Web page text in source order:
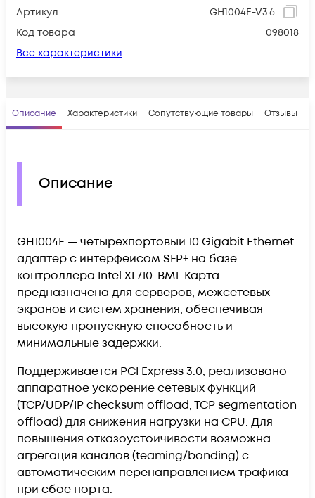
Артикул
GH1004E-V3.6
Код товара
098018
Все характеристики
Описание Характеристики Сопутствующие товары Отзывы
Описание
GH1004E — четырехпортовый 10 Gigabit Ethernet
адаптер с интерфейсом SFP+ на базе
контроллера Intel XL710-BM1. Карта
предназначена для серверов, межсетевых
экранов и систем хранения, обеспечивая
высокую пропускную способность и
минимальные задержки.
Поддерживается PCI Express 3.0, реализовано
аппаратное ускорение сетевых функций
(TCP/UDP/IP checksum offload, TCP segmentation
offload) для снижения нагрузки на CPU. Для
повышения отказоустойчивости возможна
агрегация каналов (teaming/bonding) с
автоматическим перенаправлением трафика
при сбое порта.